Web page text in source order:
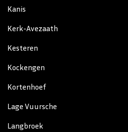
Kanis
Kerk-Avezaath
Kesteren
Kockengen
Kortenhoef
Lage Vuursche
Langbroek